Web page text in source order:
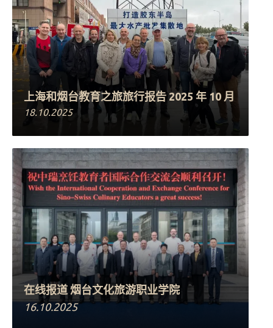
上海和烟台教育之旅旅行报告 2025 年 10 月
18.10.2025
在线报道 烟台文化旅游职业学院
16.10.2025